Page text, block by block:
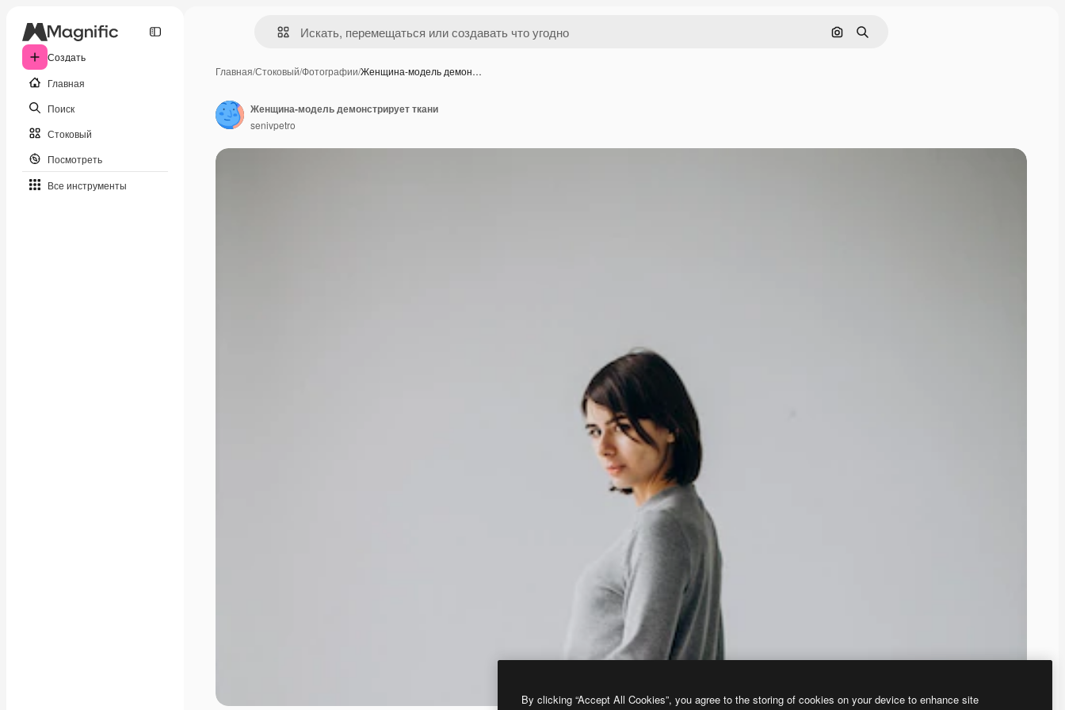
Создать
Главная
Поиск
Стоковый
Посмотреть
Все инструменты
Поиск по изображению
Поиск
Главная/Стоковый/Фотографии/Женщина-модель демон…
Женщина-модель демонстрирует ткани
senivpetro
By clicking “Accept All Cookies”, you agree to the storing of cookies on your device to enhance site